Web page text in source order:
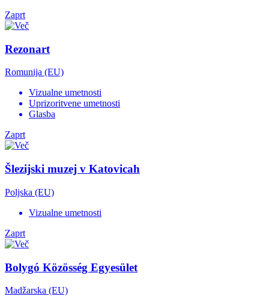
Zaprt
Rezonart
Romunija (EU)
Vizualne umetnosti
Uprizoritvene umetnosti
Glasba
Zaprt
Šlezijski muzej v Katovicah
Poljska (EU)
Vizualne umetnosti
Zaprt
Bolygó Közösség Egyesület
Madžarska (EU)